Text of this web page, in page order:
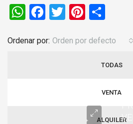
WhatsApp
Facebook
Twitter
TODAS
VENTA
ALQUILER
Ordenar por: Orden por defecto